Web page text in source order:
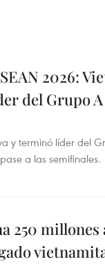
2026:
del Grupo A
y terminó líder del
a las semifinales.
250 millones